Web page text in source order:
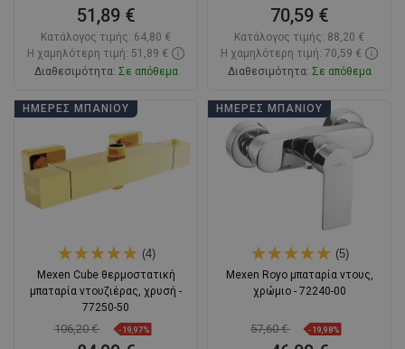
51,89 €
Κατάλογος τιμής: 64,80 €
Η χαμηλότερη τιμή: 51,89 €
Διαθεσιμότητα: Σε απόθεμα
Στο καλάθι
favorite_border Αγαπημένα
70,59 €
Κατάλογος τιμής: 88,20 €
Η χαμηλότερη τιμή: 70,59 €
Διαθεσιμότητα: Σε απόθεμα
Στο καλάθι
favorite_border Αγαπημένα
Σύγκριση
ΗΜΈΡΕΣ ΜΠΆΝΙΟΥ
(4)
Mexen Cube θερμοστατική
μπαταρία ντουζιέρας, χρυσή -
77250-50
106,20 € -19,97%
ΗΜΈΡΕΣ ΜΠΆΝΙΟΥ
(5)
Mexen Royo μπαταρία ντους,
χρώμιο - 72240-00
57,60 € -19,98%